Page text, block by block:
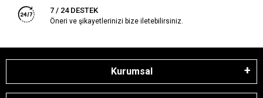
7 / 24 DESTEK
Öneri ve şikayetlerinizi bize iletebilirsiniz.
Kurumsal